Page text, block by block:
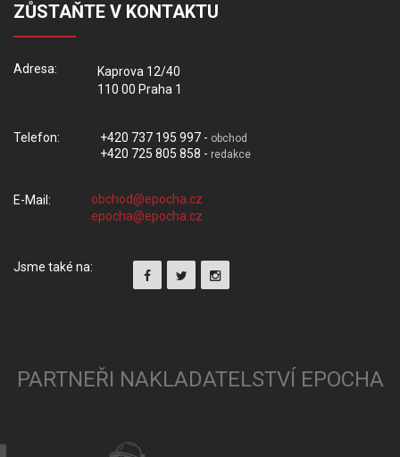
ZŮSTAŇTE V KONTAKTU
Adresa:
Kaprova 12/40
110 00 Praha 1
Telefon: +420 737 195 997 - obchod
+420 725 805 858 - redakce
E-Mail:
Jsme také na:
PARTNEŘI NAKLADATELSTVÍ EPOCHA